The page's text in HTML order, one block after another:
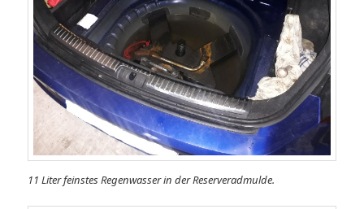
11 Liter feinstes Regenwasser in der Reserveradmulde.